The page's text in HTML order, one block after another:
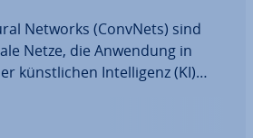
Networks (ConvNets) sind
Netze, die Anwendung in
künst­li­chen In­tel­li­genz (KI)
wofür sie ein­ge­setzt